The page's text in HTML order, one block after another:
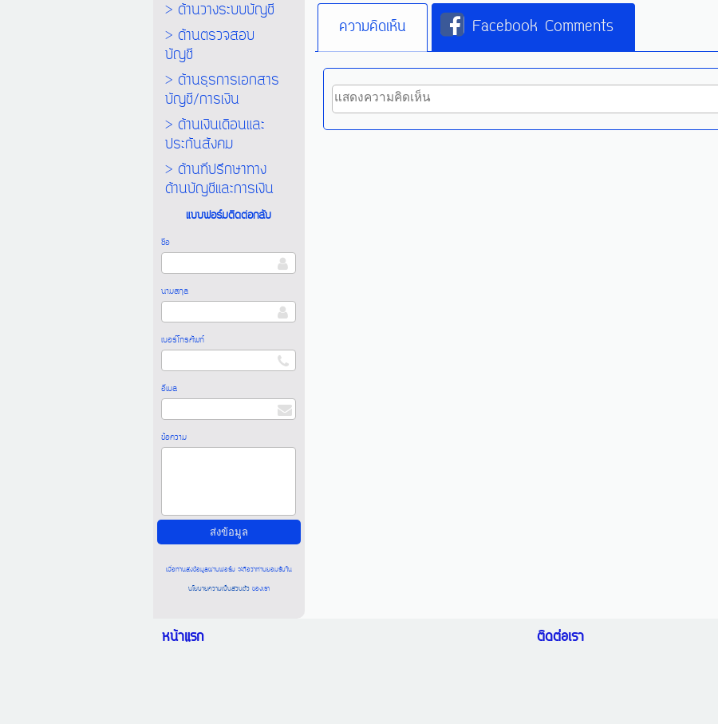
> ด้านวางระบบบัญชี
> ด้านตรวจสอบ
บัญชี
> ด้านธุรการเอกสาร
บัญชี/การเงิน
> ด้านเงินเดือนและ
ประกันสังคม
> ด้านที่ปรึกษาทาง
ด้านบัญชีและการเงิน
แบบฟอร์มติดต่อกลับ
ชื่อ
นามสกุล
เบอร์โทรศัพท์
อีเมล
ข้อความ
เมื่อท่านส่งข้อมูลผ่านฟอร์ม จะถือว่าท่านยอมรับใน
นโยบายความเป็นส่วนตัว ของเรา
ความคิดเห็น Facebook Comments
หน้าแรก ติดต่อเรา